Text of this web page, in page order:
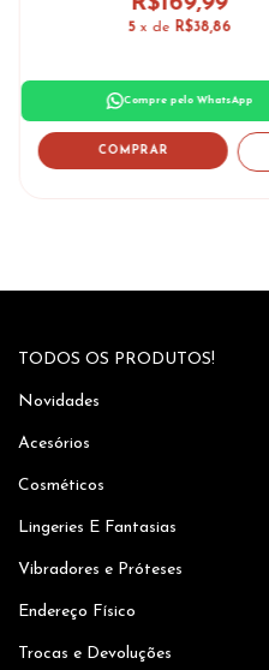
5 x de R$38,86
Compre pelo WhatsApp
COMPRAR
TODOS OS PRODUTOS!
Novidades
Acesórios
Cosméticos
Lingeries E Fantasias
Vibradores e Próteses
Endereço Físico
Trocas e Devoluções